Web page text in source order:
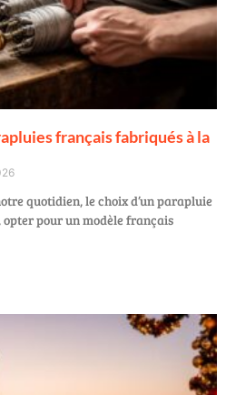
français fabriqués à la
quotidien, le choix d’un parapluie
pour un modèle français